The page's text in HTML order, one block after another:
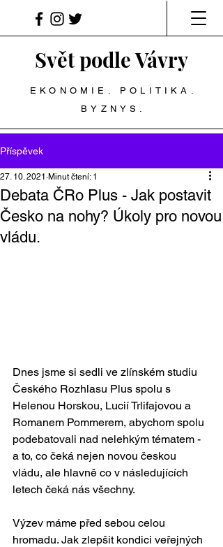
Svět podle Vávry
EKONOMIE. POLITIKA.
BYZNYS.
Příspěvek
Debata ČRo Plus - Jak postavit
Česko na nohy? Úkoly pro novou
vládu.
27. 10. 2021 Minut čtení: 1
Dnes jsme si sedli ve zlínském studiu
Českého Rozhlasu Plus spolu s
Helenou Horskou, Lucií Trlifajovou a
Romanem Pommerem, abychom spolu
podebatovali nad nelehkým tématem -
a to, co čeká nejen novou českou
vládu, ale hlavně co v následujících
letech čeká nás všechny.
Výzev máme před sebou celou
hromadu. Jak zlepšit kondici veřejných